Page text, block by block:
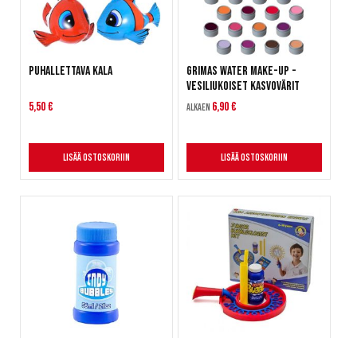
Puhallettava kala
5,50 €
Lisää ostoskoriin
Grimas Water Make-Up -
Vesiliukoiset kasvovärit
Alkaen 6,90 €
Lisää ostoskoriin